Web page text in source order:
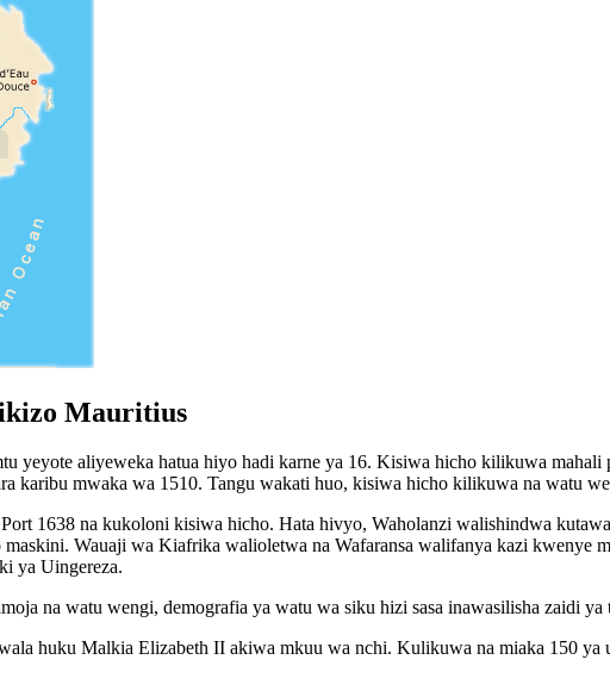
Mauritius
yeyote aliyeweka hatua hiyo hadi karne ya 16. Kisiwa hicho kilikuwa
karibu mwaka wa 1510. Tangu wakati huo, kisiwa hicho kilikuwa na watu
1638 na kukoloni kisiwa hicho. Hata hivyo, Waholanzi walishindwa
Wauaji wa Kiafrika walioletwa na Wafaransa walifanya kazi kwenye
ya Uingereza.
na watu wengi, demografia ya watu wa siku hizi sasa inawasilisha zaidi
huku Malkia Elizabeth II akiwa mkuu wa nchi. Kulikuwa na miaka 150